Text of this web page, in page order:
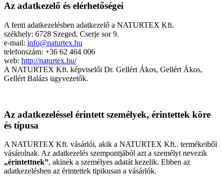
Az adatkezelő és elérhetőségei
A fenti adatkezelésben adatkezelő a NATURTEX Kft.
székhely: 6728 Szeged, Cserje sor 9.
e-mail: info@naturtex.hu
telefonszám: +36 62 464 006
web: http://naturtex.hu/
A NATURTEX Kft. képviselői Dr. Gellért Ákos, Gellért Ákos,
Gellért Balázs ügyvezetők.
Az adatkezeléssel érintett személyek, érintettek köre
és típusa
A NATURTEX Kft. vásárlói, akik a NATURTEX Kft.. termékeiből
vásárolnak. Az adatkezelés szempontjából azt a személyt nevezik
„érintettnek”, akinek a személyes adatát kezelik. Ebben az
adatkezelésben az érintettek tipikusan a vásárlók.